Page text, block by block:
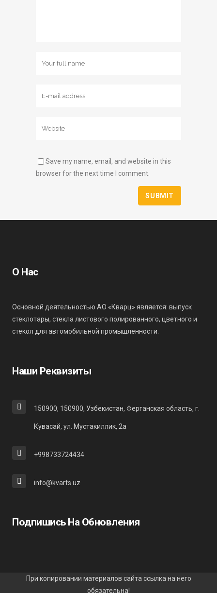
Save my name, email, and website in this
browser for the next time I comment.
О Нас
Основной деятельностью АО «Кварц» является: выпуск
стеклотары, стекла листового полированного, цветного и
стекол для автомобильной промышленности.
Наши Реквизиты
150900, 150900, Узбекистан, Ферганская область, г.
Кувасай, ул. Мустакиллик, 2а
+998733724434
info@kvarts.uz
Подпишись На Обновления
При копировании материалов сайта ссылка на него
обязательна!